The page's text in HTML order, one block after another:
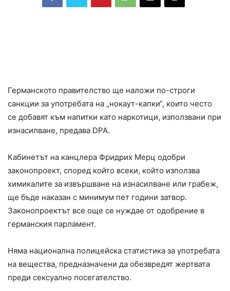
Германското правителство ще наложи по-строги
санкции за употребата на „нокаут-капки“, които често
се добавят към напитки като наркотици, използвани при
изнасилване, предава DPA.
Кабинетът на канцлера Фридрих Мерц одобри
законопроект, според който всеки, който използва
химикалите за извършване на изнасилване или грабеж,
ще бъде наказан с минимум пет години затвор.
Законопроектът все още се нуждае от одобрение в
германския парламент.
Няма национална полицейска статистика за употребата
на вещества, предназначени да обезвредят жертвата
преди сексуално посегателство.